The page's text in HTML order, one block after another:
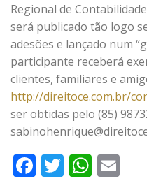
Regional de
será publicado tão logo
adesões e lançado num
participante receberá
clientes, familiares e
http://direitoce.com.br/
ser obtidas pelo (85)
Facebook
Twitter